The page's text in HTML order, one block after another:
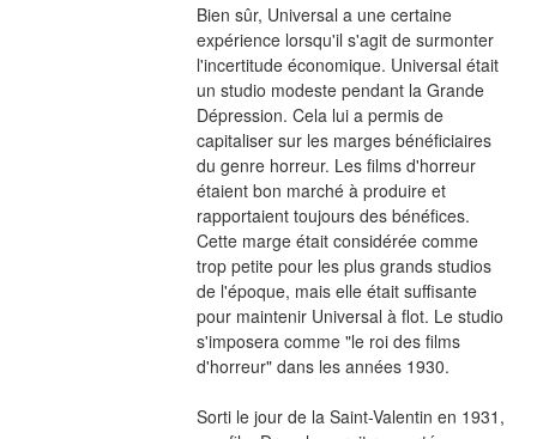
Bien sûr, Universal a une certaine
expérience lorsqu'il s'agit de surmonter
l'incertitude économique. Universal était
un studio modeste pendant la Grande
Dépression. Cela lui a permis de
capitaliser sur les marges bénéficiaires
du genre horreur. Les films d'horreur
étaient bon marché à produire et
rapportaient toujours des bénéfices.
Cette marge était considérée comme
trop petite pour les plus grands studios
de l'époque, mais elle était suffisante
pour maintenir Universal à flot. Le studio
s'imposera comme "le roi des films
d'horreur" dans les années 1930.
Sorti le jour de la Saint-Valentin en 1931,